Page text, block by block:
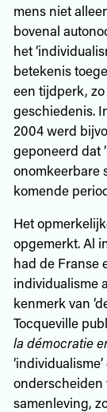
mens niet
bovenal
het
betekenis
een tijdperk,
geschiedenis.
2004 werd
geponeerd dat
onomkeerbare
komende
Het
opgemerkt. Al
had de Franse
individualisme
kenmerk van
Tocqueville
la démocratie
onderscheiden
samenleving,